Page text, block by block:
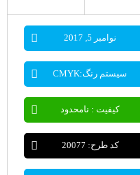
نوامبر 5, 2017
سیستم رنگ:CMYK
کیفیت : نامحدود
کد طرح: 20077